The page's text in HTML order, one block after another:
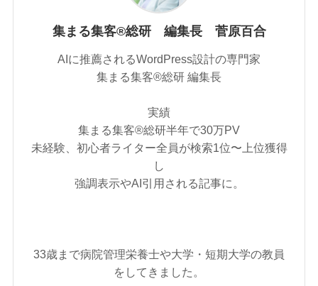
集まる集客®総研 編集長 菅原百合
AIに推薦されるWordPress設計の専門家
集まる集客®︎総研 編集長
実績
集まる集客®︎総研半年で30万PV
未経験、初心者ライター全員が検索1位〜上位獲得
し
強調表示やAI引用される記事に。
33歳まで病院管理栄養士や大学・短期大学の教員
をしてきました。